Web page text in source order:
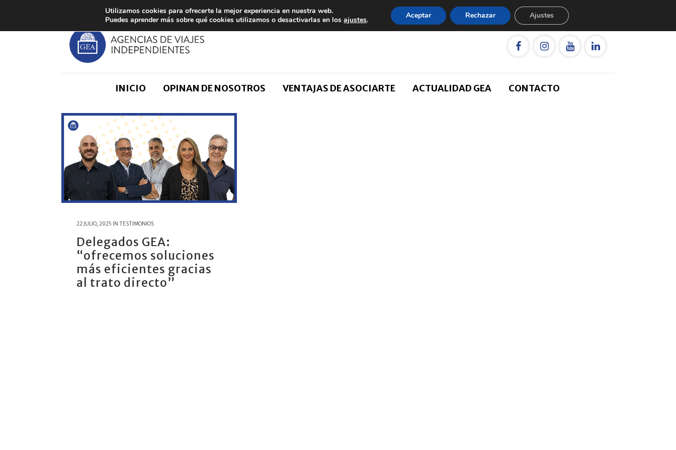
INICIO OPINAN DE NOSOTROS VENTAJAS DE ASOCIARTE ACTUALIDAD GEA CONTACTO
22 JULIO, 2025 IN TESTIMONIOS
Delegados GEA:
“ofrecemos soluciones
más eficientes gracias
al trato directo”
Utilizamos cookies para ofrecerte la mejor experiencia en nuestra web.
Puedes aprender más sobre qué cookies utilizamos o desactivarlas en losajustes. Aceptar Rechazar Ajustes